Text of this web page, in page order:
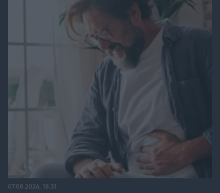
07.08.2026, 18:31